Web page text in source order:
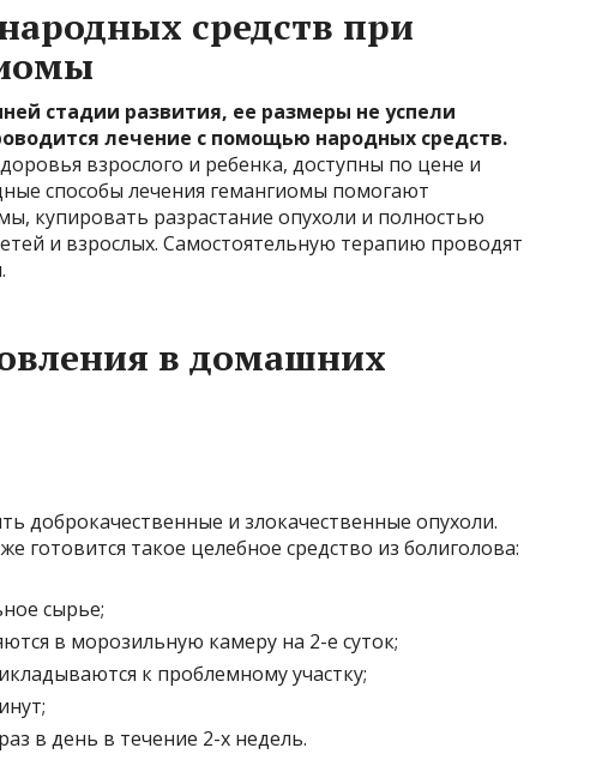
средств при
стадии развития, ее размеры не успели
лечение с помощью народных средств.
взрослого и ребенка, доступны по цене и
способы лечения гемангиомы помогают
купировать разрастание опухоли и полностью
и взрослых. Самостоятельную терапию проводят
в домашних
доброкачественные и злокачественные опухоли.
готовится такое целебное средство из болиголова:
сырье;
в морозильную камеру на 2-е суток;
к проблемному участку;
в день в течение 2-х недель.